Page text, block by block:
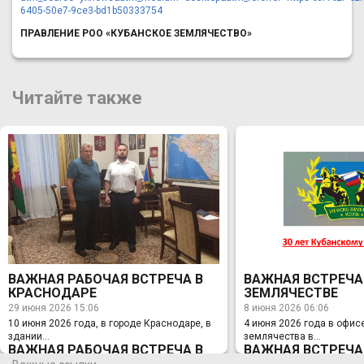
6405-50e7-9ce3-bd1b50333754
ПРАВЛЕНИЕ РОО «КУБАНСКОЕ ЗЕМЛЯЧЕСТВО»
Читайте также
ВАЖНАЯ РАБОЧАЯ ВСТРЕЧА В
КРАСНОДАРЕ
29 июня 2026 15:06
10 июня 2026 года, в городе Краснодаре, в
здании...
ВАЖНАЯ РАБОЧАЯ ВСТРЕЧА В
ВАЖНАЯ
ЗЕМЛЯЧЕСТВЕ
8 июня 2026 06:06
4 июня 2026 года в
землячества в...
ВАЖНАЯ